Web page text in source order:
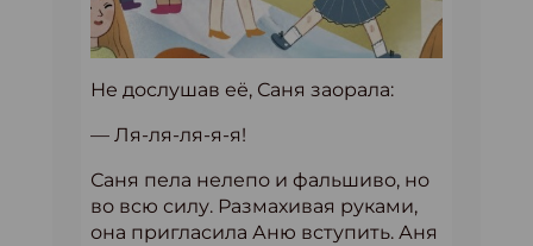
Не дослушав её, Саня заорала:
— Ля-ля-ля-я-я!
Саня пела нелепо и фальшиво, но
во всю силу. Размахивая руками,
она пригласила Аню вступить. Аня